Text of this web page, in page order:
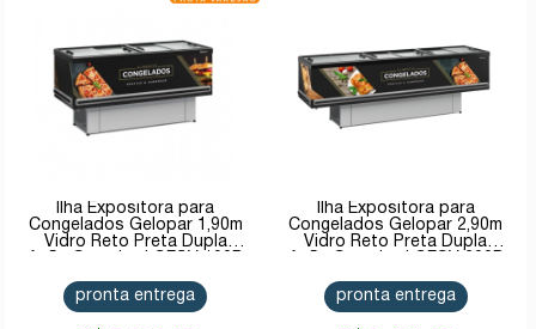
Ilha Expositora para
Congelados Gelopar 1,90m
Vidro Reto Preta Dupla
pronta entrega
Ilha Expositora para
Congelados Gelopar 2,90m
Vidro Reto Preta Dupla
pronta entrega